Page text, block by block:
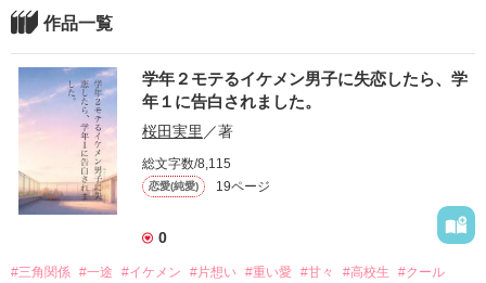
作品一覧
学年２モテるイケメン男子に失恋したら、学
年１に告白されました。
桜田実里 ／著
総文字数/8,115
恋愛(純愛) 19ページ
0
#三角関係 #一途 #イケメン #片想い #重い愛 #甘々 #高校生
#クール